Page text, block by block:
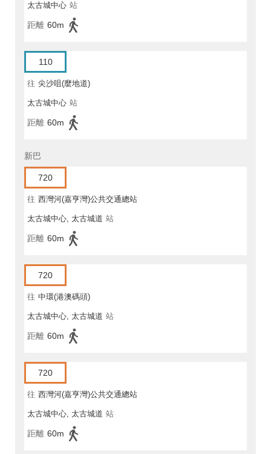
太古城中心 站
距離 60m
110
往 尖沙咀(麼地道)
太古城中心 站
距離 60m
新巴
720
往 西灣河(嘉亨灣)公共交通總站
太古城中心, 太古城道 站
距離 60m
720
往 中環(港澳碼頭)
太古城中心, 太古城道 站
距離 60m
720
往 西灣河(嘉亨灣)公共交通總站
太古城中心, 太古城道 站
距離 60m